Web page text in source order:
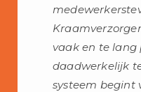
vaak en te
daadwerkelijk
systeem begint